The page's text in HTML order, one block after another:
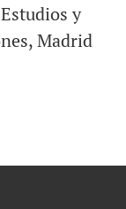
y
Madrid